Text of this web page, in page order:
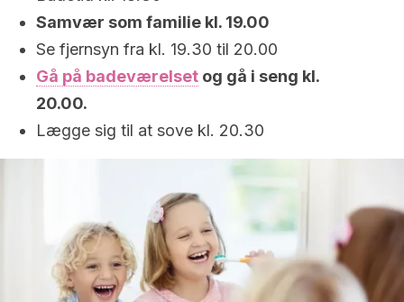
Samvær som familie kl. 19.00
Se fjernsyn fra kl. 19.30 til 20.00
Gå på badeværelset og gå i seng kl.
20.00.
Lægge sig til at sove kl. 20.30